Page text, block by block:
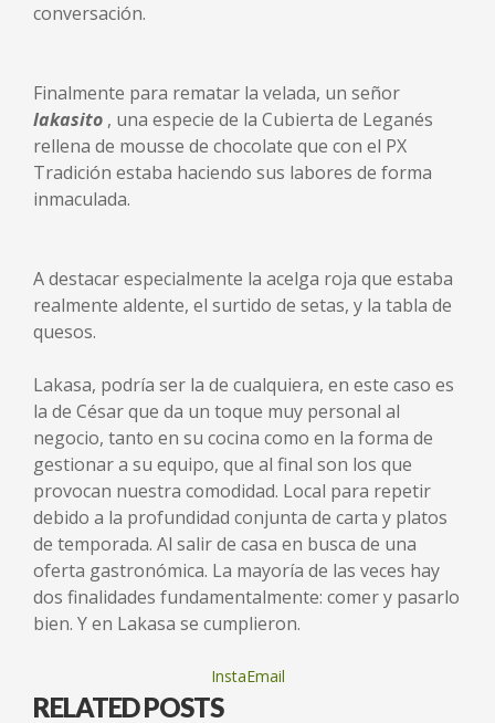
conversación.
Finalmente para rematar la velada, un señor
lakasito , una especie de la Cubierta de Leganés
rellena de mousse de chocolate que con el PX
Tradición estaba haciendo sus labores de forma
inmaculada.
A destacar especialmente la acelga roja que estaba
realmente aldente, el surtido de setas, y la tabla de
quesos.
Lakasa, podría ser la de cualquiera, en este caso es
la de César que da un toque muy personal al
negocio, tanto en su cocina como en la forma de
gestionar a su equipo, que al final son los que
provocan nuestra comodidad. Local para repetir
debido a la profundidad conjunta de carta y platos
de temporada. Al salir de casa en busca de una
oferta gastronómica. La mayoría de las veces hay
dos finalidades fundamentalmente: comer y pasarlo
bien. Y en Lakasa se cumplieron.
InstaEmail
RELATED POSTS